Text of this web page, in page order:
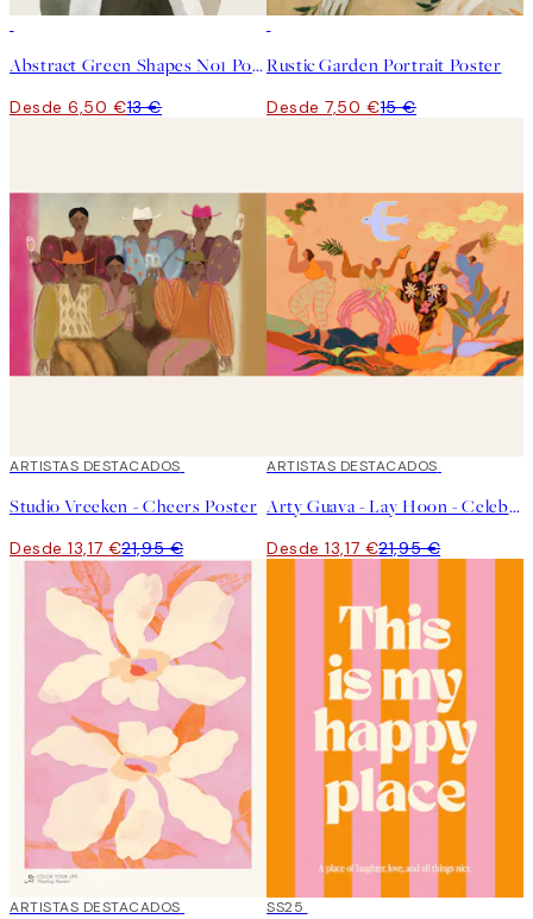
Abstract Green Shapes No1 Poster
Desde 6,50 €13 €
Rustic Garden Portrait Poster
Desde 7,50 €15 €
40%*
ARTISTAS DESTACADOS
Studio Vreeken - Cheers Poster
Desde 13,17 €21,95 €
40%*
ARTISTAS DESTACADOS
Arty Guava - Lay Hoon - Celebration Poster
Desde 13,17 €21,95 €
40%*
ARTISTAS DESTACADOS 50%*
SS25